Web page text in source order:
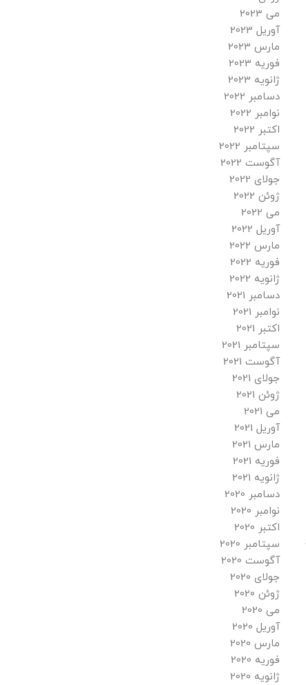
می 2023
آوریل 2023
مارس 2023
فوریه 2023
ژانویه 2023
دسامبر 2022
نوامبر 2022
اکتبر 2022
سپتامبر 2022
آگوست 2022
جولای 2022
ژوئن 2022
می 2022
آوریل 2022
مارس 2022
فوریه 2022
ژانویه 2022
دسامبر 2021
نوامبر 2021
اکتبر 2021
سپتامبر 2021
آگوست 2021
جولای 2021
ژوئن 2021
می 2021
آوریل 2021
مارس 2021
فوریه 2021
ژانویه 2021
دسامبر 2020
نوامبر 2020
اکتبر 2020
سپتامبر 2020
آگوست 2020
جولای 2020
ژوئن 2020
می 2020
آوریل 2020
مارس 2020
فوریه 2020
ژانویه 2020